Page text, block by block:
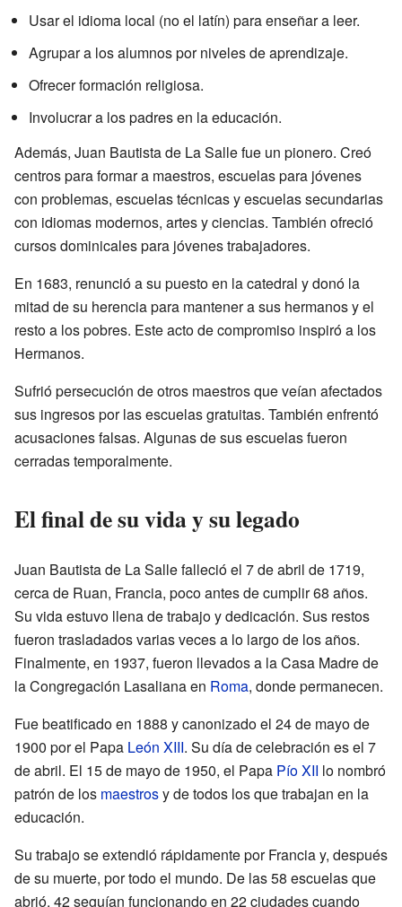
Usar el idioma local (no el latín) para enseñar a leer.
Agrupar a los alumnos por niveles de aprendizaje.
Ofrecer formación religiosa.
Involucrar a los padres en la educación.
Además, Juan Bautista de La Salle fue un pionero. Creó
centros para formar a maestros, escuelas para jóvenes
con problemas, escuelas técnicas y escuelas secundarias
con idiomas modernos, artes y ciencias. También ofreció
cursos dominicales para jóvenes trabajadores.
En 1683, renunció a su puesto en la catedral y donó la
mitad de su herencia para mantener a sus hermanos y el
resto a los pobres. Este acto de compromiso inspiró a los
Hermanos.
Sufrió persecución de otros maestros que veían afectados
sus ingresos por las escuelas gratuitas. También enfrentó
acusaciones falsas. Algunas de sus escuelas fueron
cerradas temporalmente.
El final de su vida y su legado
Juan Bautista de La Salle falleció el 7 de abril de 1719,
cerca de Ruan, Francia, poco antes de cumplir 68 años.
Su vida estuvo llena de trabajo y dedicación. Sus restos
fueron trasladados varias veces a lo largo de los años.
Finalmente, en 1937, fueron llevados a la Casa Madre de
la Congregación Lasaliana en Roma, donde permanecen.
Fue beatificado en 1888 y canonizado el 24 de mayo de
1900 por el Papa León XIII. Su día de celebración es el 7
de abril. El 15 de mayo de 1950, el Papa Pío XII lo nombró
patrón de los maestrosy de todos los que trabajan en la
educación.
Su trabajo se extendió rápidamente por Francia y, después
de su muerte, por todo el mundo. De las 58 escuelas que
abrió, 42 seguían funcionando en 22 ciudades cuando